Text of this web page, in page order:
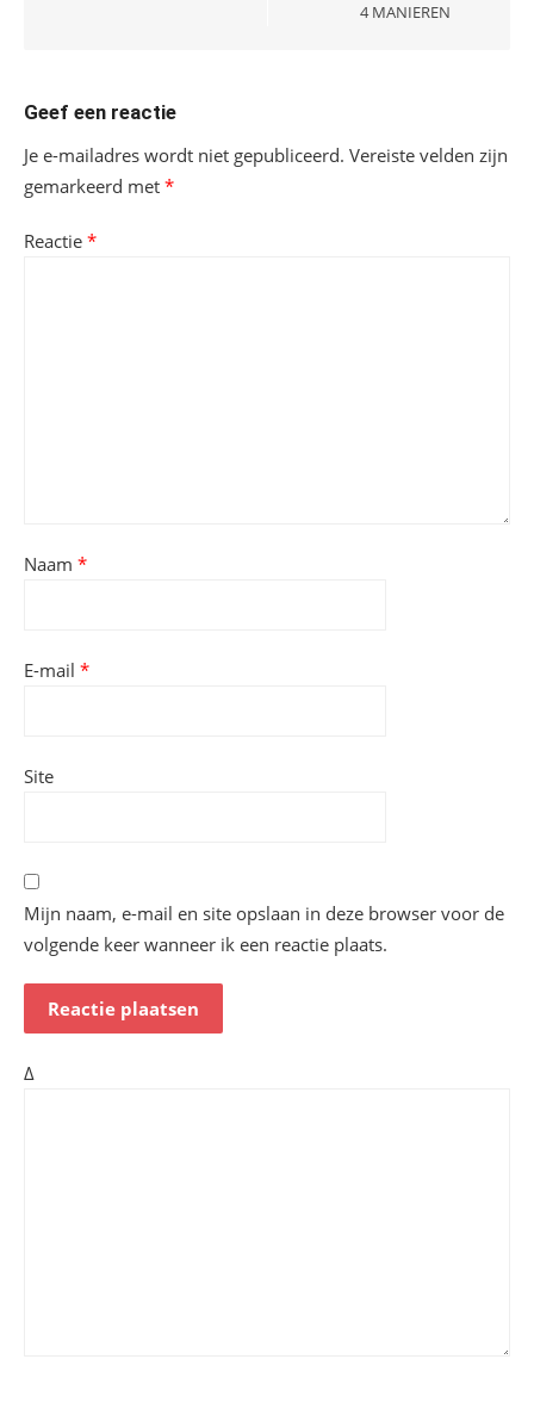
4 MANIEREN
Geef een reactie
Je e-mailadres wordt niet gepubliceerd. Vereiste velden zijn
gemarkeerd met *
Reactie *
Naam *
E-mail *
Site
Mijn naam, e-mail en site opslaan in deze browser voor de
volgende keer wanneer ik een reactie plaats.
Δ